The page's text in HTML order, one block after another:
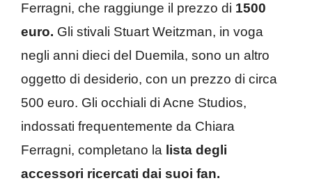
Ferragni, che raggiunge il prezzo di 1500
euro. Gli stivali Stuart Weitzman, in voga
negli anni dieci del Duemila, sono un altro
oggetto di desiderio, con un prezzo di circa
500 euro. Gli occhiali di Acne Studios,
indossati frequentemente da Chiara
Ferragni, completano la lista degli
accessori ricercati dai suoi fan.